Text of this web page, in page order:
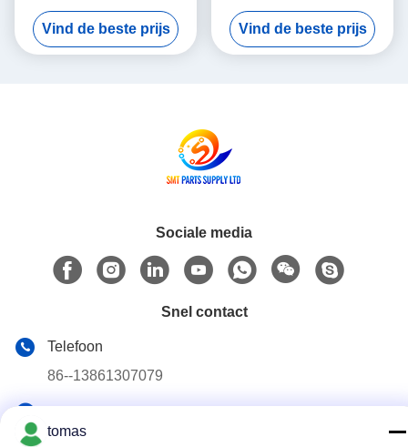
SMT Panasonic NPM PCB-
raad PNF0A1-AA
N610102505AA
Vind de beste prijs
MOTOR 3W MULTI Theta-
Motor P50BA2002BXS3C 3
HD Light Weight
Vind de beste prijs
Sociale media
Snel contact
Telefoon
86--13861307079
tomas@smtmachine-parts.com
tomas